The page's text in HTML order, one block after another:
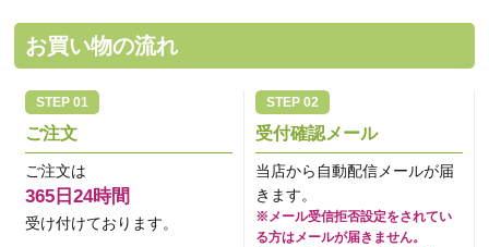
お買い物の流れ
ご注文
ご注文は
365日24時間
受け付けております。
受付確認メール
当店から自動配信メールが届
きます。
※メール受信拒否設定をされてい
る方はメールが届きません。